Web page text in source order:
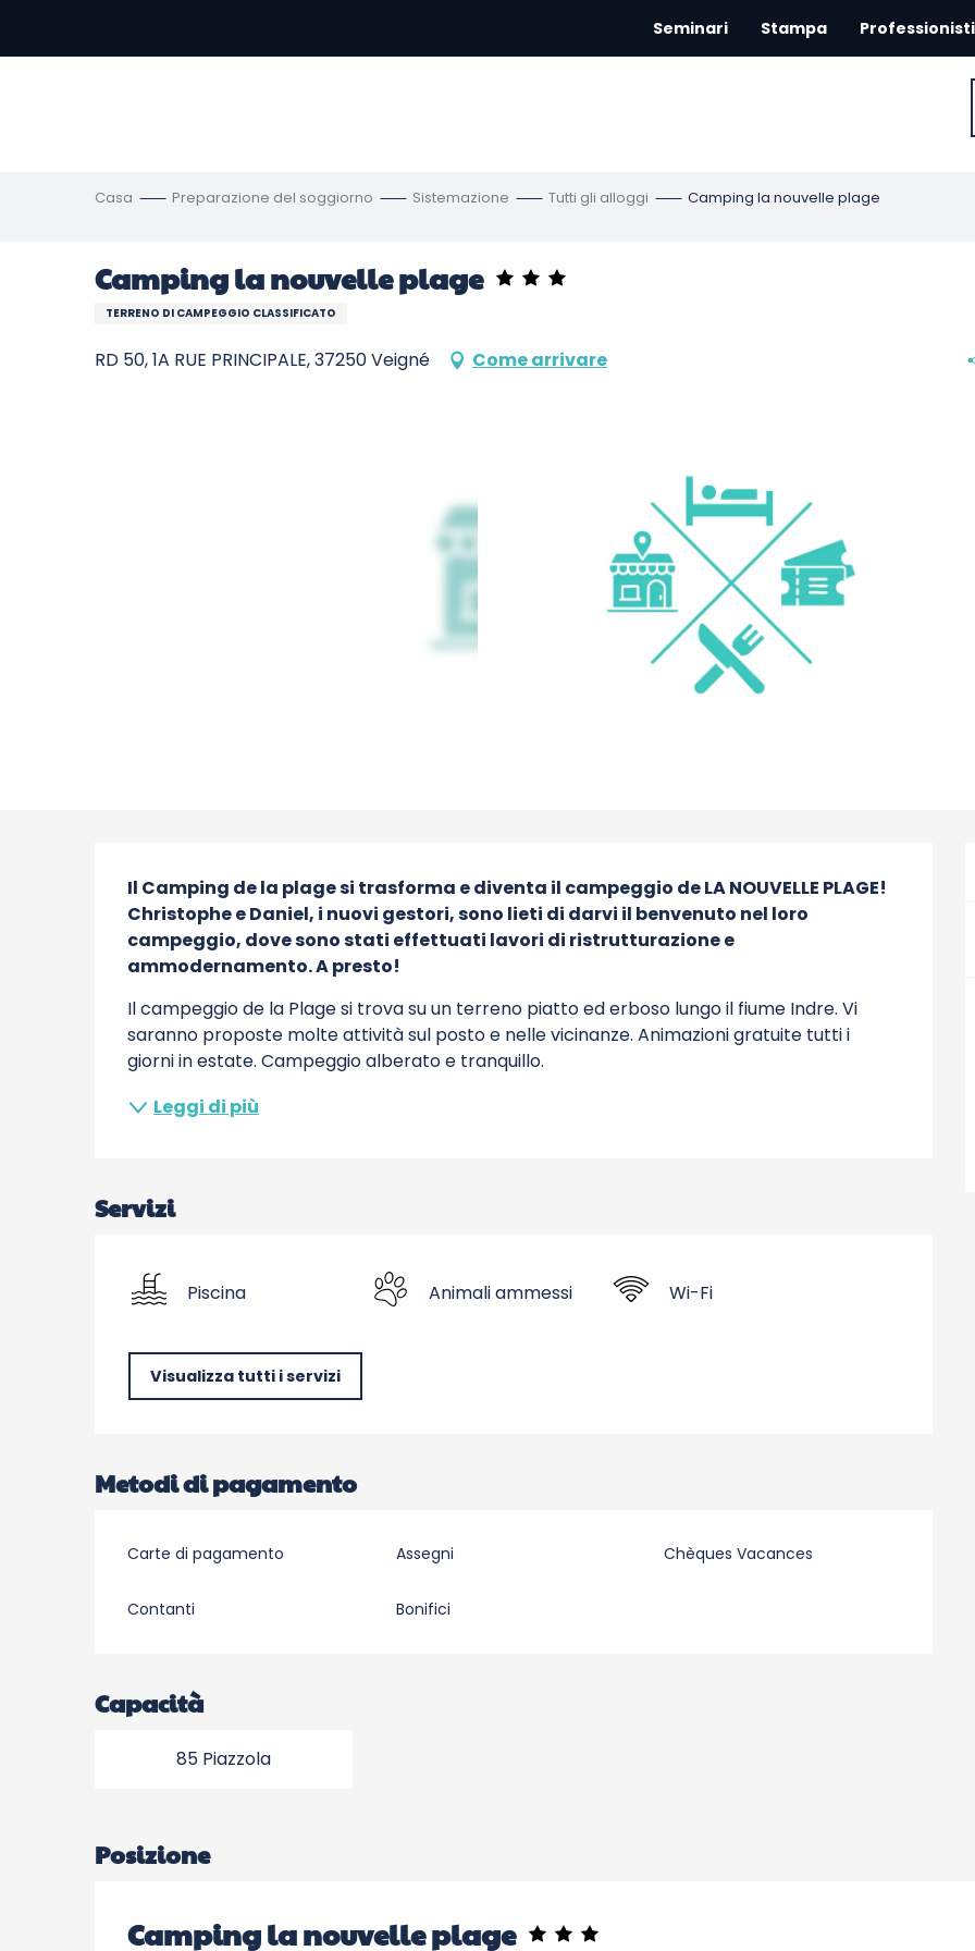
contenu
Seminari Stampa
Casa Preparazione del soggiorno Sistemazione Tutti gli alloggi Camping la nouvelle plage
Camping la nouvelle plage
TERRENO DI CAMPEGGIO CLASSIFICATO
RD 50, 1A RUE PRINCIPALE, 37250 Veigné Come arrivare
Descrizione
Il Camping de la plage si trasforma e diventa il campeggio de LA NOUVELLE PLAGE!
Christophe e Daniel, i nuovi gestori, sono lieti di darvi il benvenuto nel loro
campeggio, dove sono stati effettuati lavori di ristrutturazione e
ammodernamento. A presto!
Il campeggio de la Plage si trova su un terreno piatto ed erboso lungo il fiume Indre. Vi
saranno proposte molte attività sul posto e nelle vicinanze. Animazioni gratuite tutti i
giorni in estate. Campeggio alberato e tranquillo.
Leggi di più
Servizi
Piscina Animali ammessi Wi-Fi
Visualizza tutti i servizi
Metodi di pagamento
Carte di pagamento Assegni Chèques Vacances
Contanti Bonifici
Capacità
85 Piazzola
Posizione
Camping la nouvelle plage